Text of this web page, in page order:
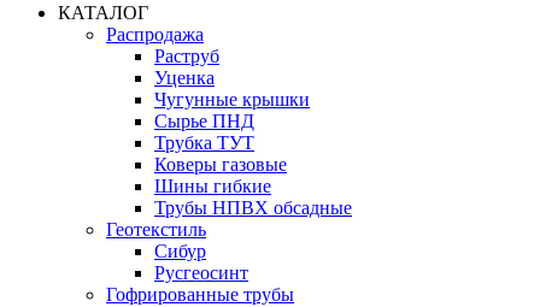
КАТАЛОГ
Распродажа
Раструб
Уценка
Чугунные крышки
Сырье ПНД
Трубка ТУТ
Коверы газовые
Шины гибкие
Трубы НПВХ обсадные
Геотекстиль
Сибур
Русгеосинт
Гофрированные трубы